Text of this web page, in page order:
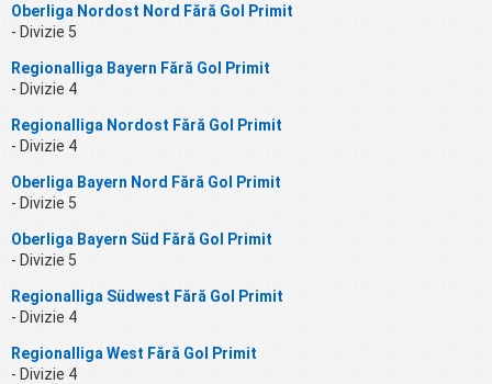
Oberliga Nordost Nord Fără Gol Primit
- Divizie 5
Regionalliga Bayern Fără Gol Primit
- Divizie 4
Regionalliga Nordost Fără Gol Primit
- Divizie 4
Oberliga Bayern Nord Fără Gol Primit
- Divizie 5
Oberliga Bayern Süd Fără Gol Primit
- Divizie 5
Regionalliga Südwest Fără Gol Primit
- Divizie 4
Regionalliga West Fără Gol Primit
- Divizie 4